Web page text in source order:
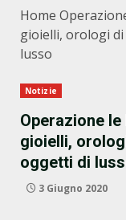
Home
gioielli, orologi
lusso
Notizie
Operazione
gioielli,
oggetti di
3 Giugno 2020